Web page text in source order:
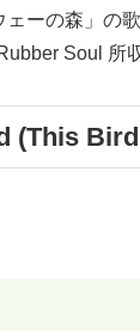
ーの森」の
Soul 所収
(This